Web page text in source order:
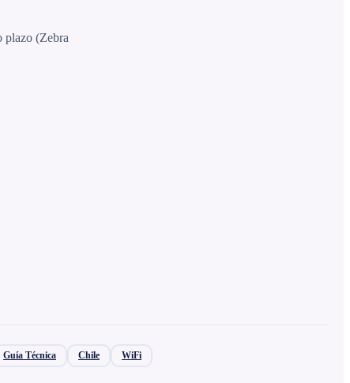
plazo (Zebra
Guía Técnica Chile WiFi